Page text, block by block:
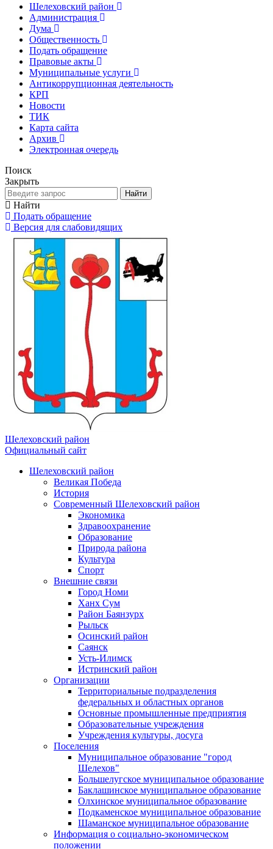
Шелеховский район
Администрация
Дума
Общественность
Подать обращение
Правовые акты
Муниципальные услуги
Антикоррупционная деятельность
КРП
Новости
ТИК
Карта сайта
Архив
Электронная очередь
Поиск
Закрыть
Найти
Найти
Подать обращение
Версия для слабовидящих
Шелеховский район
Официальный сайт
Шелеховский район
Великая Победа
История
Современный Шелеховский район
Экономика
Здравоохранение
Образование
Природа района
Культура
Спорт
Внешние связи
Город Номи
Ханх Сум
Район Баянзурх
Рыльск
Осинский район
Саянск
Усть-Илимск
Истринский район
Организации
Территориальные подразделения
федеральных и областных органов
Основные промышленные предприятия
Образовательные учреждения
Учреждения культуры, досуга
Поселения
Муниципальное образование "город
Шелехов"
Большелугское муниципальное образование
Баклашинское муниципальное образование
Олхинское муниципальное образование
Подкаменское муниципальное образование
Шаманское муниципальное образование
Информация о социально-экономическом
положении